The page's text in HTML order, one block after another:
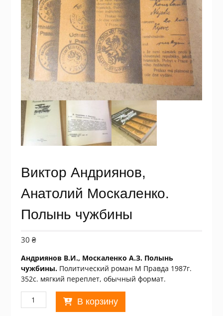
Виктор Андриянов,
Анатолий Москаленко.
Полынь чужбины
30 ₴
Андриянов В.И., Москаленко А.З. Полынь
чужбины. Политический роман М Правда 1987г.
352с. мягкий переплет, обычный формат.
Количество
товара
В корзину